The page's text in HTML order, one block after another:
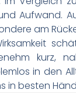
Aufwand.
am
kurz,
in den
in besten